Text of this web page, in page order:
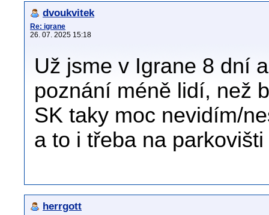
dvoukvitek
Re: igrane
26. 07. 2025 15:18
Už jsme v Igrane 8 dní
poznání méně lidí, než
SK taky moc nevidím/
a to i třeba na
herrgott